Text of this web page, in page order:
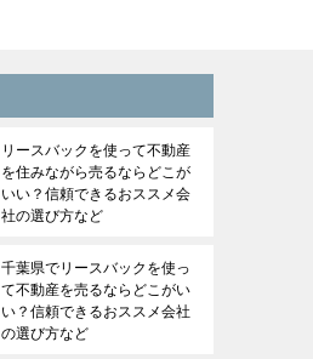
リースバックを使って不動産
を住みながら売るならどこが
いい？信頼できるおススメ会
社の選び方など
千葉県でリースバックを使っ
て不動産を売るならどこがい
い？信頼できるおススメ会社
の選び方など